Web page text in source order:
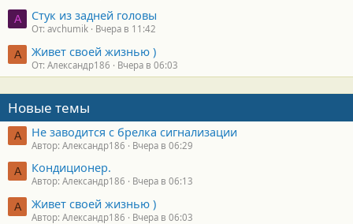
A Стук из задней головы
От: avchumik Вчера в 11:42
А Живет своей жизнью )
От: Александр186 Вчера в 06:03
Новые темы
А Не заводится с брелка сигнализации
Автор: Александр186 Вчера в 06:29
А Кондиционер.
Автор: Александр186 Вчера в 06:13
А Живет своей жизнью )
Автор: Александр186 Вчера в 06:03